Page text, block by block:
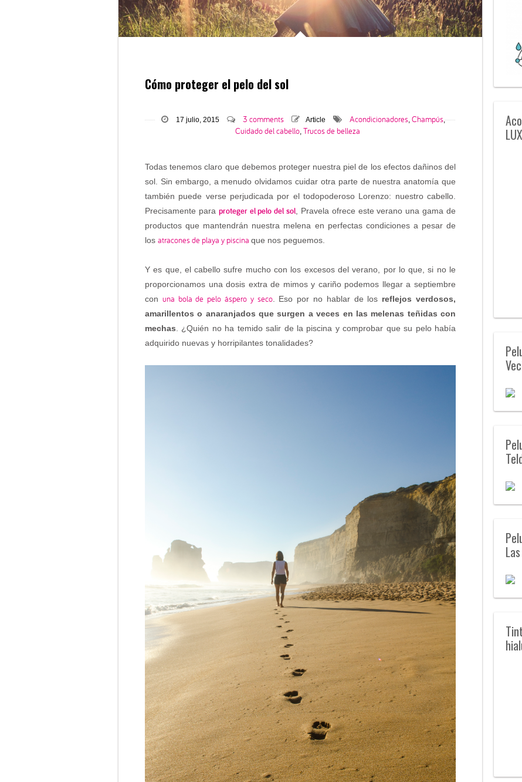
Cómo proteger el pelo del sol
17 julio, 2015 3 comments Article Acondicionadores, Champús,
Cuidado del cabello, Trucos de belleza
Todas tenemos claro que debemos proteger nuestra piel de los efectos dañinos del
sol. Sin embargo, a menudo olvidamos cuidar otra parte de nuestra anatomía que
también puede verse perjudicada por el todopoderoso Lorenzo: nuestro cabello.
Precisamente para proteger el pelo del sol , Pravela ofrece este verano una gama de
productos que mantendrán nuestra melena en perfectas condiciones a pesar de
los atracones de playa y piscina que nos peguemos.
Y es que, el cabello sufre mucho con los excesos del verano, por lo que, si no le
proporcionamos una dosis extra de mimos y cariño podemos llegar a septiembre
con una bola de pelo áspero y seco. Eso por no hablar de los reflejos verdosos,
amarillentos o anaranjados que surgen a veces en las melenas teñidas con
mechas . ¿Quién no ha temido salir de la piscina y comprobar que su pelo había
adquirido nuevas y horripilantes tonalidades?